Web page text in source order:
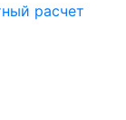
расчет